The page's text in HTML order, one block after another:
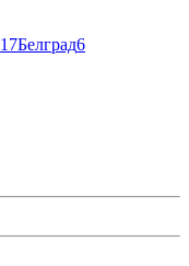
17Белград6